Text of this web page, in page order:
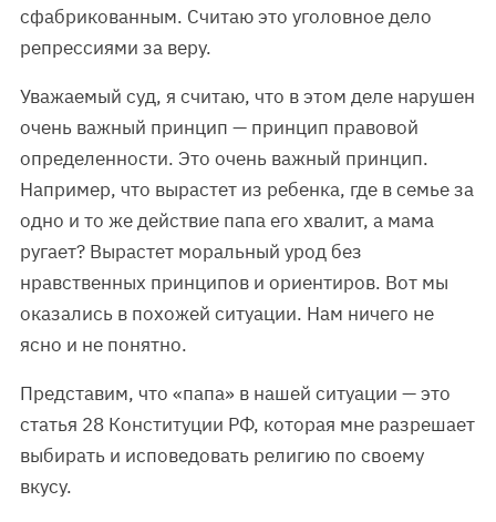
сфабрикованным. Считаю это уголовное дело
репрессиями за веру.
Уважаемый суд, я считаю, что в этом деле нарушен
очень важный принцип — принцип правовой
определенности. Это очень важный принцип.
Например, что вырастет из ребенка, где в семье за
одно и то же действие папа его хвалит, а мама
ругает? Вырастет моральный урод без
нравственных принципов и ориентиров. Вот мы
оказались в похожей ситуации. Нам ничего не
ясно и не понятно.
Представим, что «папа» в нашей ситуации — это
статья 28 Конституции РФ, которая мне разрешает
выбирать и исповедовать религию по своему
вкусу.